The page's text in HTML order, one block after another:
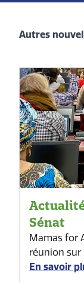
Autres
Sénat
Mamas for
réunion sur
En savoir